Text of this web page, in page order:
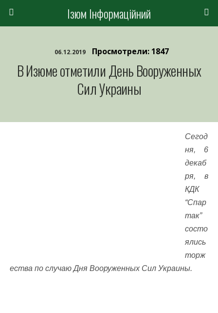
Ізюм Інформаційний
06.12.2019 Просмотрели: 1847
В Изюме отметили День Вооруженных
Сил Украины
Сегод
ня, 6
декаб
ря, в
КДК
“Спар
так”
состо
ялись
торж
ества по случаю Дня Вооруженных Сил Украины.